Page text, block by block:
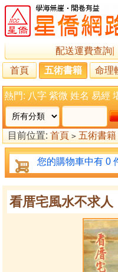
配送運費查詢
首頁
五術書籍 命理
熱門: 八字 紫微 姓名 易經
目前位置: 首頁 > 五術書籍
您的購物車中有 0
看厝宅風水不求人